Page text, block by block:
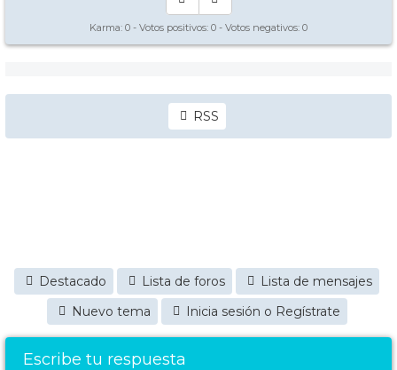
Karma: 0 - Votos positivos: 0 - Votos negativos: 0
RSS
Destacado Lista de foros
Lista de mensajes
Nuevo tema
Inicia sesión o Regístrate
Escribe tu respuesta